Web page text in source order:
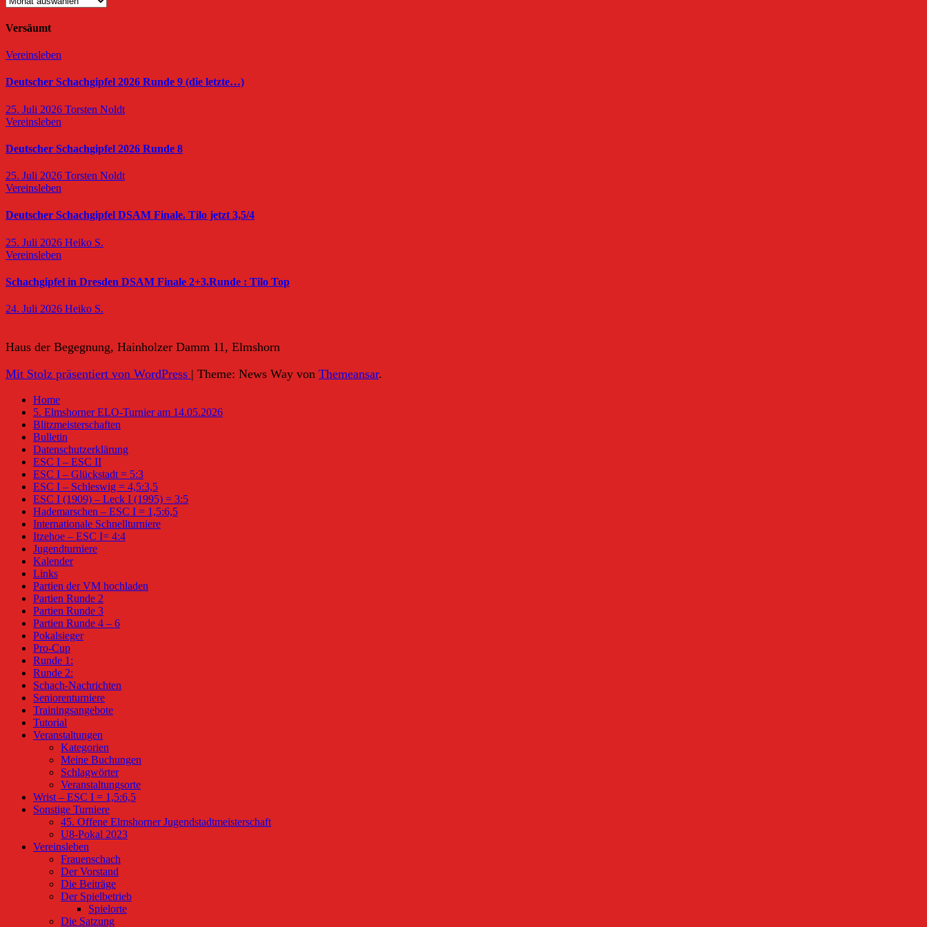
Versäumt
Vereinsleben
Deutscher Schachgipfel 2026 Runde 9 (die letzte…)
25. Juli 2026 Torsten Noldt
Vereinsleben
Deutscher Schachgipfel 2026 Runde 8
25. Juli 2026 Torsten Noldt
Vereinsleben
Deutscher Schachgipfel DSAM Finale. Tilo jetzt 3,5/4
25. Juli 2026 Heiko S.
Vereinsleben
Schachgipfel in Dresden DSAM Finale 2+3.Runde : Tilo Top
24. Juli 2026 Heiko S.
Haus der Begegnung, Hainholzer Damm 11, Elmshorn
Mit Stolz präsentiert von WordPress | Theme: News Way von Themeansar.
Home
5. Elmshorner ELO-Turnier am 14.05.2026
Blitzmeisterschaften
Bulletin
Datenschutzerklärung
ESC I – ESC II
ESC I – Glückstadt = 5:3
ESC I – Schleswig = 4,5:3,5
ESC I (1909) – Leck I (1995) = 3:5
Hademarschen – ESC I = 1,5:6,5
Internationale Schnellturniere
Itzehoe – ESC I= 4:4
Jugendturniere
Kalender
Links
Partien der VM hochladen
Partien Runde 2
Partien Runde 3
Partien Runde 4 – 6
Pokalsieger
Pro-Cup
Runde 1:
Runde 2:
Schach-Nachrichten
Seniorenturniere
Trainingsangebote
Tutorial
Veranstaltungen
Kategorien
Meine Buchungen
Schlagwörter
Veranstaltungsorte
Wrist – ESC I = 1,5:6,5
Sonstige Turniere
45. Offene Elmshorner Jugendstadtmeisterschaft
U8-Pokal 2023
Vereinsleben
Frauenschach
Der Vorstand
Die Beiträge
Der Spielbetrieb
Spielorte
Die Satzung